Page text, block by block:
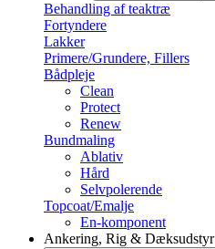
Behandling af teaktræ
Fortyndere
Lakker
Primere/Grundere, Fillers
Bådpleje
Clean
Protect
Renew
Bundmaling
Ablativ
Hård
Selvpolerende
Topcoat/Emalje
En-komponent
Ankering, Rig & Dæksudstyr